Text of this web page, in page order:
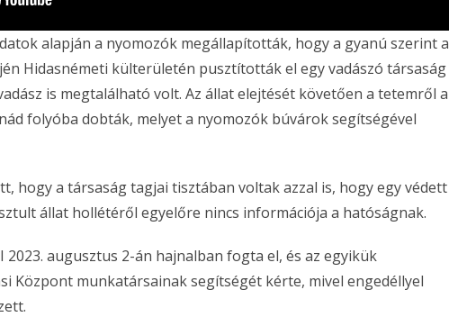
alapján a nyomozók megállapították, hogy a gyanú szerint a
Hidasnémeti külterületén pusztították el egy vadászó társaság
is megtalálható volt. Az állat elejtését követően a tetemről a
folyóba dobták, melyet a nyomozók búvárok segítségével
hogy a társaság tagjai tisztában voltak azzal is, hogy egy védett
állat hollétéről egyelőre nincs információja a hatóságnak.
2023. augusztus 2-án hajnalban fogta el, és az egyikük
Központ munkatársainak segítségét kérte, mivel engedéllyel